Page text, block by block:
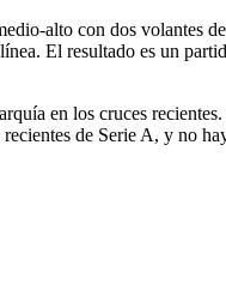
alto con dos volantes
El resultado es un
en los cruces
de Serie A, y no